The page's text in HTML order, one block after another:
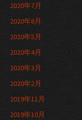
2020年7月
2020年6月
2020年5月
2020年4月
2020年3月
2020年2月
2019年11月
2019年10月